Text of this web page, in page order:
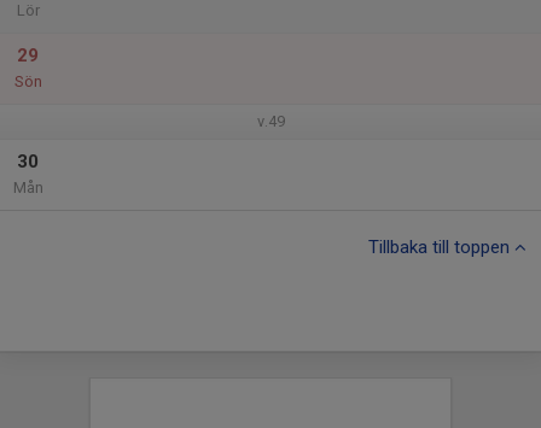
Lör
29
Sön
v.49
30
Mån
Tillbaka till toppen